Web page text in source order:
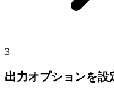
3
出力オプションを設